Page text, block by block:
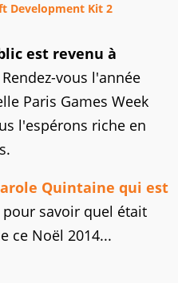
Development Kit 2
est revenu à
Rendez-vous l'année
Paris Games Week
l'espérons riche en
Quintaine qui est
pour savoir quel était
ce Noël 2014...